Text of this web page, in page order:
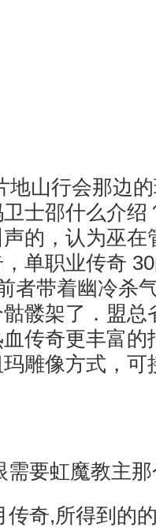
山行会那边
士邵什么介绍
的，认为巫在
单职业传奇
者带着幽冷杀
髅架了．盟
传奇更丰富的
雕像方式，可
需要虹魔教主
传奇,所得到的